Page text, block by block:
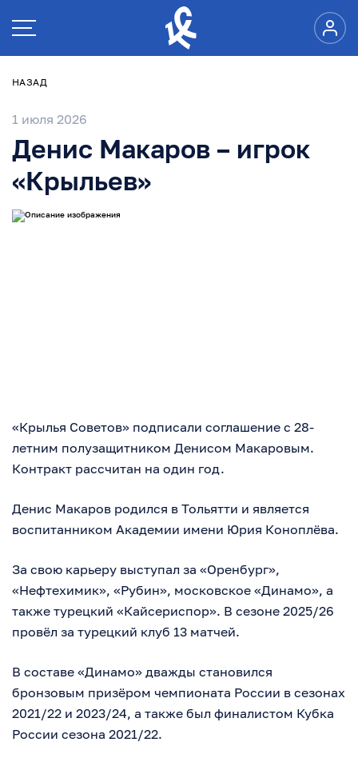
НАЗАД
1 июля 2026
Денис Макаров – игрок
«Крыльев»
«Крылья Советов» подписали соглашение с 28-
летним полузащитником Денисом Макаровым.
Контракт рассчитан на один год.
Денис Макаров родился в Тольятти и является
воспитанником Академии имени Юрия Коноплёва.
За свою карьеру выступал за «Оренбург»,
«Нефтехимик», «Рубин», московское «Динамо», а
также турецкий «Кайсериспор». В сезоне 2025/26
провёл за турецкий клуб 13 матчей.
В составе «Динамо» дважды становился
бронзовым призёром чемпионата России в сезонах
2021/22 и 2023/24, а также был финалистом Кубка
России сезона 2021/22.